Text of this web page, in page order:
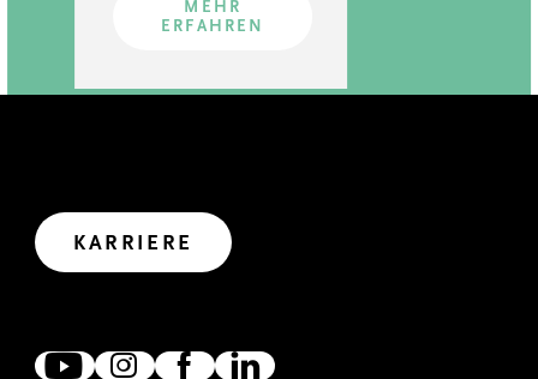
MEHR
ERFAHREN
KARRIERE